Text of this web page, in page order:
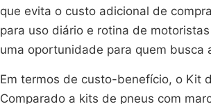
que evita o custo adicional de
para uso diário e rotina de
uma oportunidade para quem busca
Em termos de custo-benefício, o Kit
Comparado a kits de pneus com